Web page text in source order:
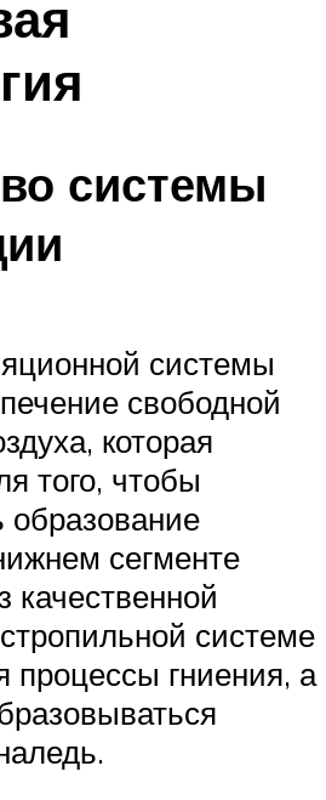
системы
системы
свободной
которая
того, чтобы
образование
сегменте
качественной
системе
процессы гниения, а